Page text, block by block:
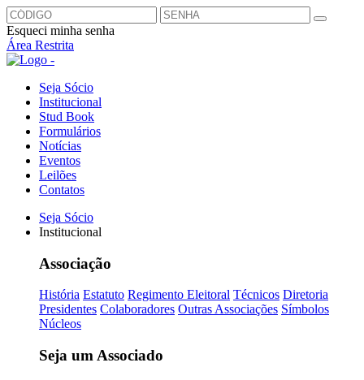
Esqueci minha senha
Área Restrita
Seja Sócio
Institucional
Stud Book
Formulários
Notícias
Eventos
Leilões
Contatos
Seja Sócio
Institucional
Associação
História Estatuto Regimento Eleitoral Técnicos Diretoria
Presidentes Colaboradores Outras Associações Símbolos
Núcleos
Seja um Associado